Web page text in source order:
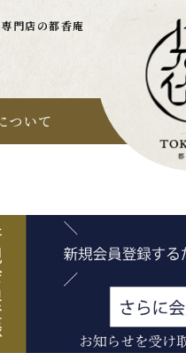
門店の都香庵
ついて